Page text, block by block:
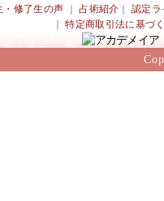
・修了生の声 ｜占術紹介 ｜認定ラ
｜特定商取引法に基づ